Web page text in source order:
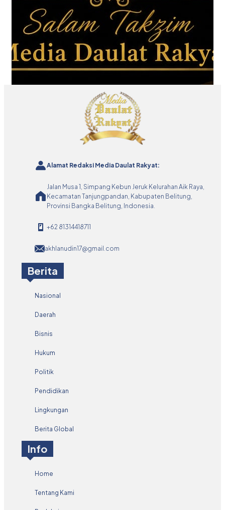
Alamat Redaksi Media Daulat Rakyat:
Jalan Musa 1, Simpang Kebun Jeruk Kelurahan Aik Raya,
Kecamatan Tanjungpandan, Kabupaten Belitung,
Provinsi Bangka Belitung, Indonesia.
+62 81314418711
akhlanudin17@gmail.com
Berita
Nasional
Daerah
Bisnis
Hukum
Politik
Pendidikan
Lingkungan
Berita Global
Info
Home
Tentang Kami